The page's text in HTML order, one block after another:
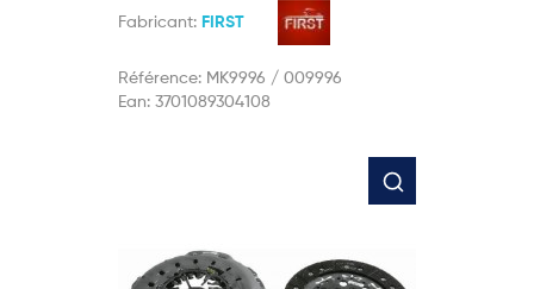
Fabricant: FIRST
Référence: MK9996 / 009996
Ean: 3701089304108